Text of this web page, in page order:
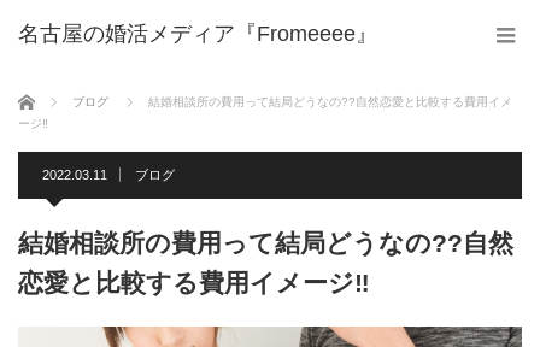
名古屋の婚活メディア『Fromeeee』
ホーム ブログ
結婚相談所の費用って結局どうなの??自然恋愛と比較する費用イメ
ージ‼
2022.03.11 ブログ
結婚相談所の費用って結局どうなの??自然
恋愛と比較する費用イメージ‼